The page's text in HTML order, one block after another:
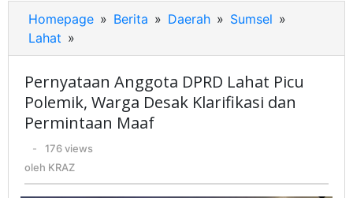
Homepage » Berita » Daerah » Sumsel »
Lahat »
Anggota
DPRD
Lahat
Picu
Polemik,
Warga
Klarifikasi
Pernyataan Anggota DPRD Lahat Picu
Polemik, Warga Desak Klarifikasi dan
Permintaan Maaf
oleh
KRAZ
-
176 views
oleh KRAZ